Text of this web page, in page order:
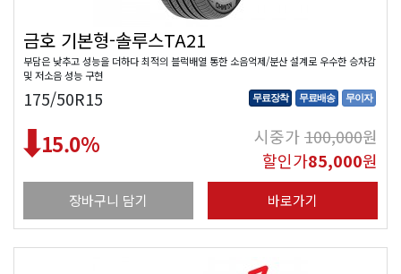
금호 기본형-솔루스TA21
부담은 낮추고 성능을 더하다 최적의 블럭배열 통한 소음억제/분산 설계로 우수한 승차감
및 저소음 성능 구현
175/50R15 무료장착 무료배송 무이자
15.0% 시중가100,000원
할인가85,000원
장바구니 담기 바로가기